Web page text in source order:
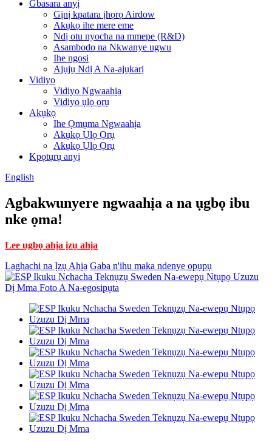
Gbasara anyị
Gịnị kpatara ịhọrọ Airdow
Akụkọ ihe mere eme
Ndị otu nyocha na mmepe (R&D)
Asambodo na Nkwanye ugwu
Ihe ngosi
Ajụjụ Ndị A Na-ajụkarị
Vidiyo
Vidiyo Ngwaahịa
Vidiyo ụlọ ọrụ
Akụkọ
Ihe Ọmụma Ngwaahịa
Akụkọ Ụlọ Ọrụ
Akụkọ Ụlọ Ọrụ
Kpọtụrụ anyị
English
Agbakwunyere ngwaahịa a na ụgbọ ibu
nke ọma!
Lee ụgbọ ahịa ịzụ ahịa
Laghachi na Ịzụ Ahịa Gaba n'ihu maka ndenye ọpụpụ